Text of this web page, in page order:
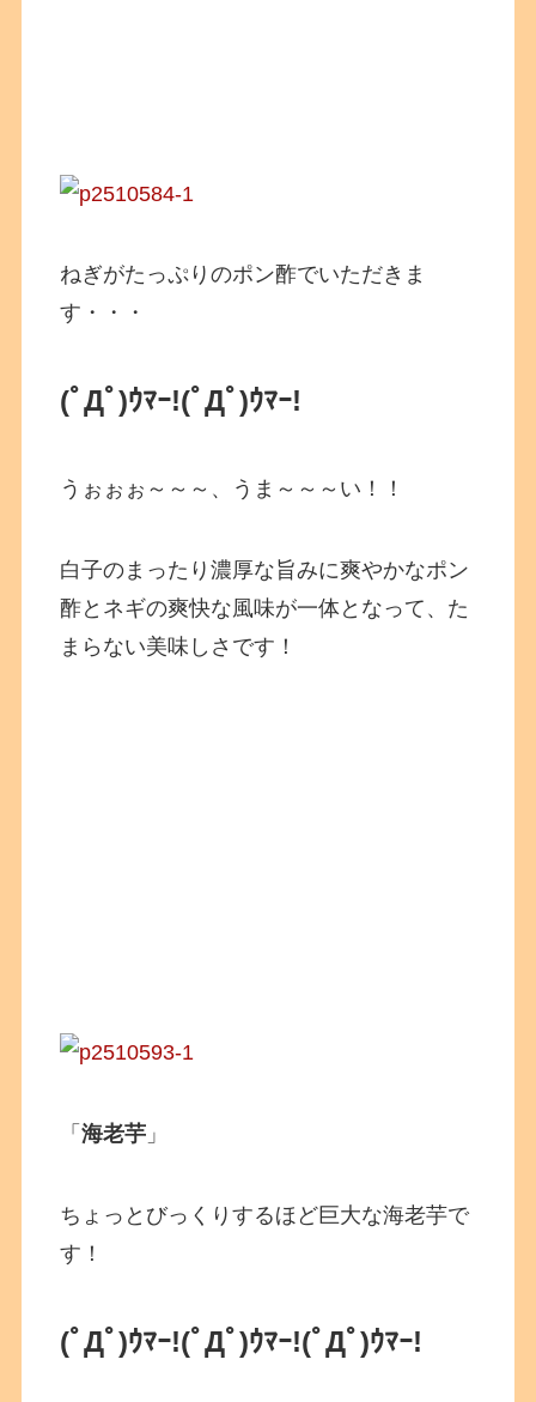
ねぎがたっぷりのポン酢でいただきま
す・・・
(ﾟДﾟ)ｳﾏｰ!(ﾟДﾟ)ｳﾏｰ!
うぉぉぉ～～～、うま～～～い！！
白子のまったり濃厚な旨みに爽やかなポン
酢とネギの爽快な風味が一体となって、た
まらない美味しさです！
「海老芋 」
ちょっとびっくりするほど巨大な海老芋で
す！
(ﾟДﾟ)ｳﾏｰ!(ﾟДﾟ)ｳﾏｰ!(ﾟДﾟ)ｳﾏｰ!